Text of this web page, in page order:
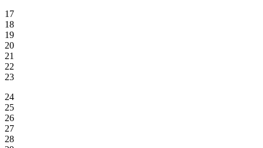
17
18
19
20
21
22
23
24
25
26
27
28